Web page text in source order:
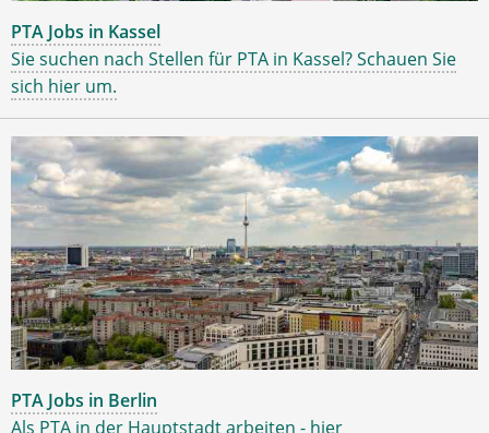
PTA Jobs in Kassel
Sie suchen nach Stellen für PTA in Kassel? Schauen Sie
sich hier um.
PTA Jobs in Berlin
Als PTA in der Hauptstadt arbeiten - hier